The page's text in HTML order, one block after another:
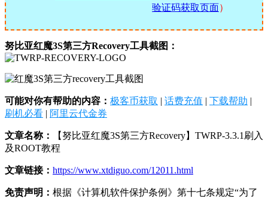
验证码获取页面）
努比亚红魔3S第三方Recovery工具截图：
可能对你有帮助的内容： 极客币获取 | 话费充值 | 下载帮助 |
刷机必看 | 阿里云代金券
文章名称：
【努比亚红魔3S第三方Recovery】TWRP-3.3.1刷入
及ROOT教程
文章链接： https://www.xtdiguo.com/12011.html
免责声明： 根据《计算机软件保护条例》第十七条规定“为了